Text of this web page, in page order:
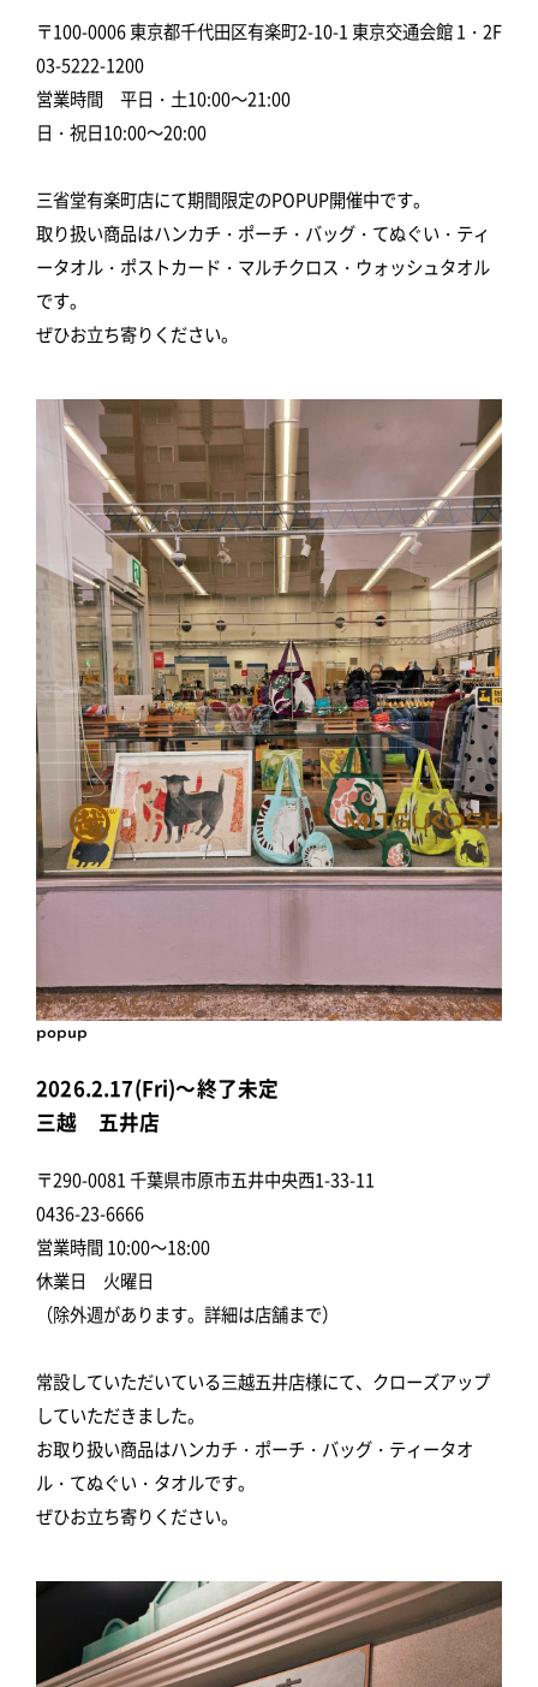
〒100-0006 東京都千代田区有楽町2-10-1 東京交通会館 1・2F
03-5222-1200
営業時間 平日・土10:00～21:00
日・祝日10:00～20:00
三省堂有楽町店にて期間限定のPOPUP開催中です。
取り扱い商品はハンカチ・ポーチ・バッグ・てぬぐい・ティ
ータオル・ポストカード・マルチクロス・ウォッシュタオル
です。
ぜひお立ち寄りください。
popup
2026.2.17(Fri)～終了未定
三越 五井店
〒290-0081 千葉県市原市五井中央西1-33-11
0436-23-6666
営業時間 10:00～18:00
休業日 火曜日
（除外週があります。詳細は店舗まで）
常設していただいている三越五井店様にて、クローズアップ
していただきました。
お取り扱い商品はハンカチ・ポーチ・バッグ・ティータオ
ル・てぬぐい・タオルです。
ぜひお立ち寄りください。